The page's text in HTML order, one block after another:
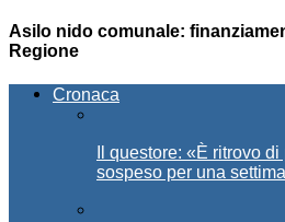
Asilo nido comunale:
Regione
Cronaca
Il questore: «È ritrovo
sospeso per una